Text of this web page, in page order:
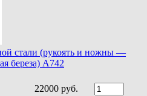
стали (рукоять и ножны —
береза) A742
22000 руб.